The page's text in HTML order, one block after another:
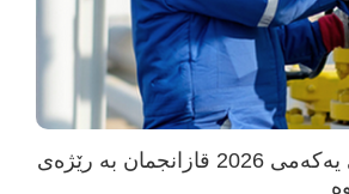
دانە گاز: لە نیوەی یەکەمی 2026 قازانجمان بە رێژەی